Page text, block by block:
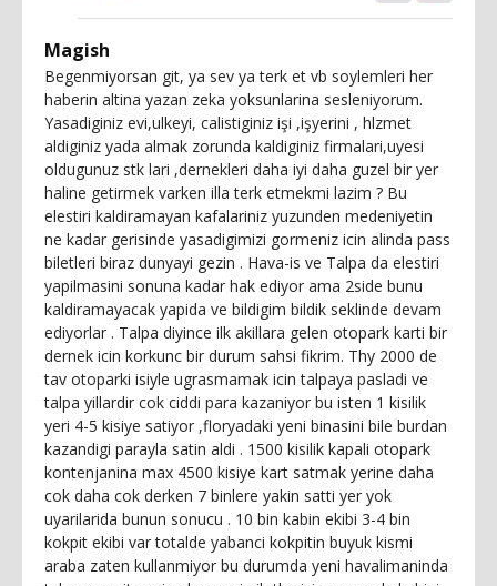
Magish
Begenmiyorsan git, ya sev ya terk et vb soylemleri her
haberin altina yazan zeka yoksunlarina sesleniyorum.
Yasadiginiz evi,ulkeyi, calistiginiz işi ,işyerini , hlzmet
aldiginiz yada almak zorunda kaldiginiz firmalari,uyesi
oldugunuz stk lari ,dernekleri daha iyi daha guzel bir yer
haline getirmek varken illa terk etmekmi lazim ? Bu
elestiri kaldiramayan kafalariniz yuzunden medeniyetin
ne kadar gerisinde yasadigimizi gormeniz icin alinda pass
biletleri biraz dunyayi gezin . Hava-is ve Talpa da elestiri
yapilmasini sonuna kadar hak ediyor ama 2side bunu
kaldiramayacak yapida ve bildigim bildik seklinde devam
ediyorlar . Talpa diyince ilk akillara gelen otopark karti bir
dernek icin korkunc bir durum sahsi fikrim. Thy 2000 de
tav otoparki isiyle ugrasmamak icin talpaya pasladi ve
talpa yillardir cok ciddi para kazaniyor bu isten 1 kisilik
yeri 4-5 kisiye satiyor ,floryadaki yeni binasini bile burdan
kazandigi parayla satin aldi . 1500 kisilik kapali otopark
kontenjanina max 4500 kisiye kart satmak yerine daha
cok daha cok derken 7 binlere yakin satti yer yok
uyarilarida bunun sonucu . 10 bin kabin ekibi 3-4 bin
kokpit ekibi var totalde yabanci kokpitin buyuk kismi
araba zaten kullanmiyor bu durumda yeni havalimaninda